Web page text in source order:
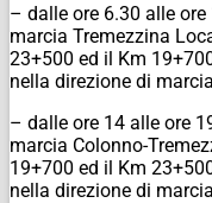
– dalle ore 6.30 alle
marcia Tremezzina
23+500 ed il Km
nella direzione di
– dalle ore 14 alle ore
marcia Colonno-
19+700 ed il Km
nella direzione di